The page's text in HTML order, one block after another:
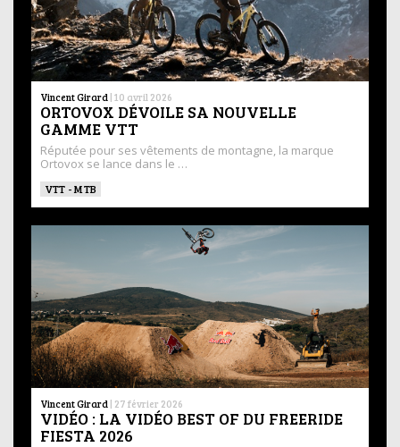
Vincent Girard | 10 avril 2026
ORTOVOX DÉVOILE SA NOUVELLE
GAMME VTT
Réputée pour ses vêtements de montagne, la marque
Ortovox se lance dans le …
VTT - MTB
Vincent Girard | 27 février 2026
VIDÉO : LA VIDÉO BEST OF DU FREERIDE
FIESTA 2026